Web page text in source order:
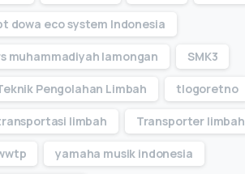
dowa eco system Indonesia
muhammadiyah lamongan SMK3
Pengolahan Limbah tlogoretno
limbah Transporter limbah
yamaha musik indonesia